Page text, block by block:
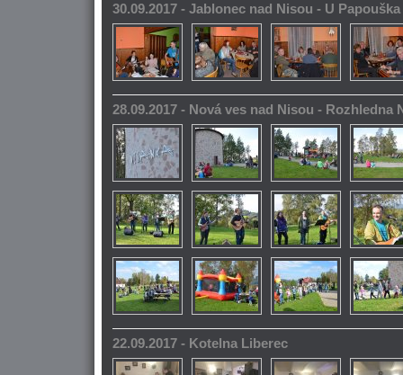
30.09.2017 - Jablonec nad Nisou - U
28.09.2017 - Nová ves nad Nisou - Rozhledna
22.09.2017 - Kotelna Liberec